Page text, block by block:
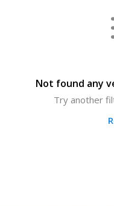
Not found any
Try another